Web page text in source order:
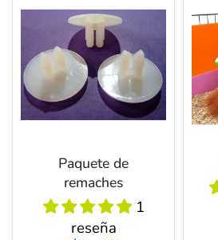
Paquete de
remaches
1
reseña